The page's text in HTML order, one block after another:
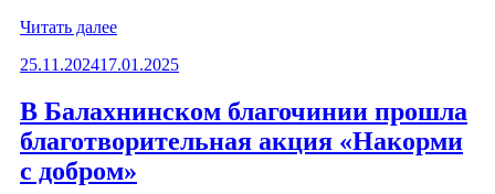
Читать далее«Первый
отметил
хор
Балахнинского
благочиния»
Опубликовано
25.11.202417.01.2025
В Балахнинском благочинии прошла
благотворительная акция «Накорми
с добром»